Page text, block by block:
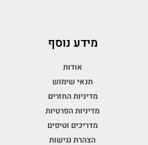
מידע נוסף
אודות
תנאי שימוש
מדיניות החזרים
מדיניות הפרטיות
מדריכים וטיפים
הצהרת נגישות